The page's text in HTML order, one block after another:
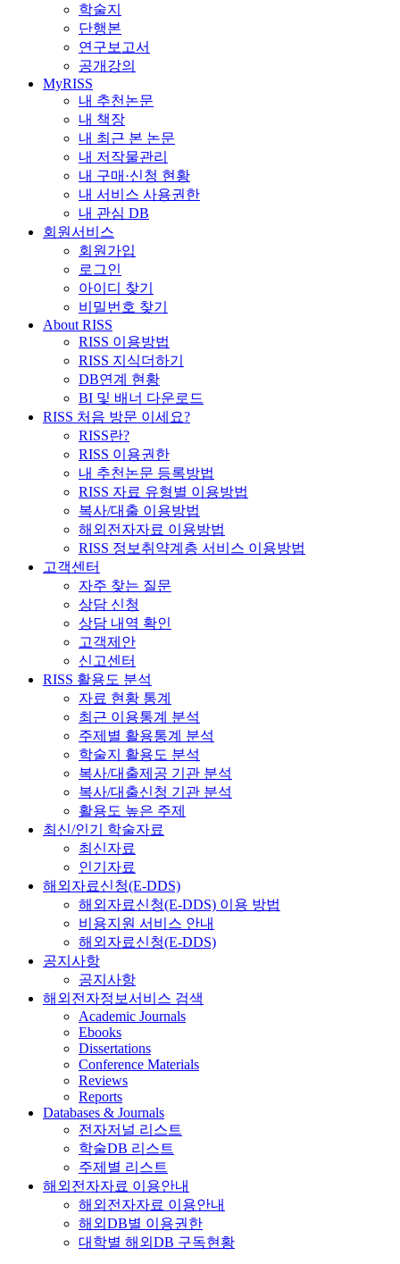
학술지
단행본
연구보고서
공개강의
MyRISS
내 추천논문
내 책장
내 최근 본 논문
내 저작물관리
내 구매·신청 현황
내 서비스 사용권한
내 관심 DB
회원서비스
회원가입
로그인
아이디 찾기
비밀번호 찾기
About RISS
RISS 이용방법
RISS 지식더하기
DB연계 현황
BI 및 배너 다운로드
RISS 처음 방문 이세요?
RISS란?
RISS 이용권한
내 추천논문 등록방법
RISS 자료 유형별 이용방법
복사/대출 이용방법
해외전자자료 이용방법
RISS 정보취약계층 서비스 이용방법
고객센터
자주 찾는 질문
상담 신청
상담 내역 확인
고객제안
신고센터
RISS 활용도 분석
자료 현황 통계
최근 이용통계 분석
주제별 활용통계 분석
학술지 활용도 분석
복사/대출제공 기관 분석
복사/대출신청 기관 분석
활용도 높은 주제
최신/인기 학술자료
최신자료
인기자료
해외자료신청(E-DDS)
해외자료신청(E-DDS) 이용 방법
비용지원 서비스 안내
해외자료신청(E-DDS)
공지사항
공지사항
해외전자정보서비스 검색
Academic Journals
Ebooks
Dissertations
Conference Materials
Reviews
Reports
Databases & Journals
전자저널 리스트
학술DB 리스트
주제별 리스트
해외전자자료 이용안내
해외전자자료 이용안내
해외DB별 이용권한
대학별 해외DB 구독현황